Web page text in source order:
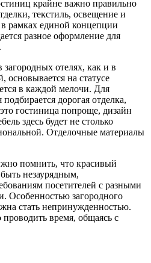
крайне важно правильно
текстиль, освещение и
рамках единой концепции
разное оформление для
загородных отелях, как и в
основывается на статусе
в каждой мелочи. Для
дорогая отделка,
гостиница попроще, дизайн
здесь будет не столько
Отделочные материалы
помнить, что красивый
незаурядным,
посетителей с разными
Особенностью загородного
стать непринужденностью.
время, общаясь с